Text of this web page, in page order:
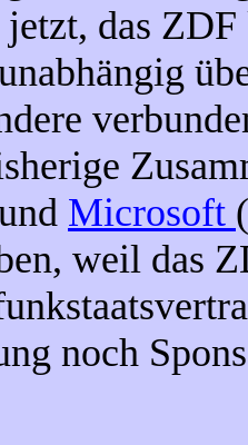
jetzt, das
Microsoft (
weil das
noch